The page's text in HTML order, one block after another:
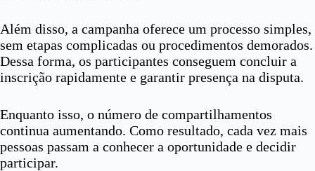
Além disso, a campanha oferece um processo simples,
sem etapas complicadas ou procedimentos demorados.
Dessa forma, os participantes conseguem concluir a
inscrição rapidamente e garantir presença na disputa.
Enquanto isso, o número de compartilhamentos
continua aumentando. Como resultado, cada vez mais
pessoas passam a conhecer a oportunidade e decidir
participar.